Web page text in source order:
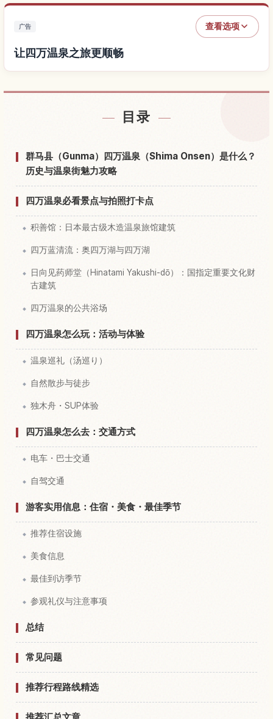
广告 查看选项
让四万温泉之旅更顺畅
目录
群马县（Gunma）四万温泉（Shima Onsen）是什么？
历史与温泉街魅力攻略
四万温泉必看景点与拍照打卡点
积善馆：日本最古级木造温泉旅馆建筑
四万蓝清流：奥四万湖与四万湖
日向见药师堂（Hinatami Yakushi-dō）：国指定重要文化财
古建筑
四万温泉的公共浴场
四万温泉怎么玩：活动与体验
温泉巡礼（汤巡り）
自然散步与徒步
独木舟・SUP体验
四万温泉怎么去：交通方式
电车・巴士交通
自驾交通
游客实用信息：住宿・美食・最佳季节
推荐住宿设施
美食信息
最佳到访季节
参观礼仪与注意事项
总结
常见问题
推荐行程路线精选